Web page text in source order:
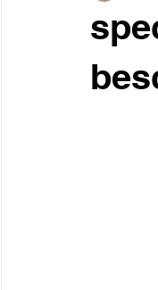
ZF versnellingsbak